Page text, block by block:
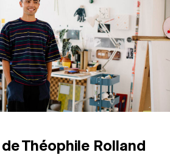
ARTISTIQUE ↓
Théophile Rolland